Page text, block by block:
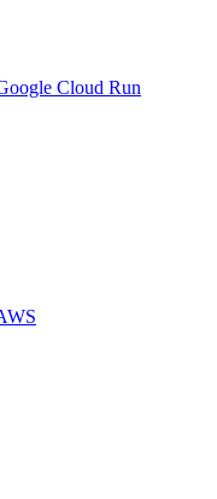
Cloud Run